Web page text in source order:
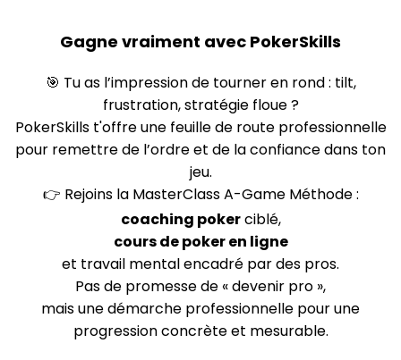
Gagne vraiment avec PokerSkills
🎯 Tu as l’impression de tourner en rond : tilt,
frustration, stratégie floue ?
PokerSkills t'offre une feuille de route professionnelle
pour remettre de l’ordre et de la confiance dans ton
jeu.
👉 Rejoins la MasterClass A-Game Méthode :
coaching pokerciblé,
cours de poker en ligne
et travail mental encadré par des pros.
Pas de promesse de « devenir pro »,
mais une démarche professionnelle pour une
progression concrète et mesurable.